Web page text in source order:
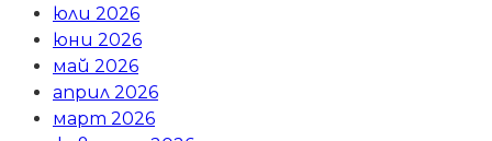
юли 2026
юни 2026
май 2026
април 2026
март 2026